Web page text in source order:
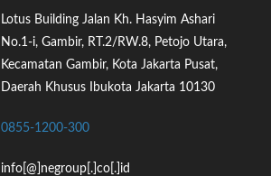
Lotus Building Jalan Kh. Hasyim Ashari
No.1-i, Gambir, RT.2/RW.8, Petojo Utara,
Kecamatan Gambir, Kota Jakarta Pusat,
Daerah Khusus Ibukota Jakarta 10130
0855-1200-300
info[@]negroup[.]co[.]id